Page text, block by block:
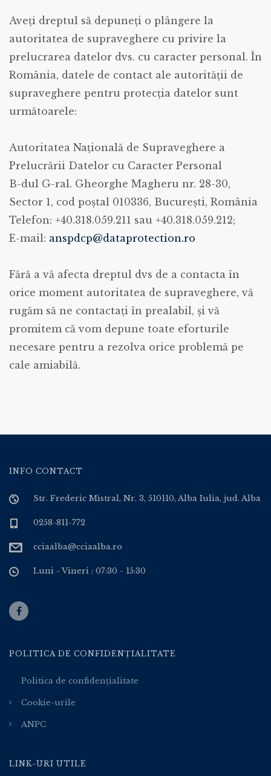
Aveți dreptul să depuneți o plângere la
autoritatea de supraveghere cu privire la
prelucrarea datelor dvs. cu caracter personal. În
România, datele de contact ale autorității de
supraveghere pentru protecția datelor sunt
următoarele:
Autoritatea Națională de Supraveghere a
Prelucrării Datelor cu Caracter Personal
B-dul G-ral. Gheorghe Magheru nr. 28-30,
Sector 1, cod poștal 010336, București, România
Telefon: +40.318.059.211 sau +40.318.059.212;
E-mail: anspdcp@dataprotection.ro
Fără a vă afecta dreptul dvs de a contacta în
orice moment autoritatea de supraveghere, vă
rugăm să ne contactați în prealabil, și vă
promitem că vom depune toate eforturile
necesare pentru a rezolva orice problemă pe
cale amiabilă.
INFO CONTACT
Str. Frederic Mistral, Nr. 3, 510110, Alba Iulia, jud. Alba
0258-811-772
cciaalba@cciaalba.ro
Luni - Vineri : 07:30 - 15:30
POLITICA DE CONFIDENȚIALITATE
Politica de confidențialitate
Cookie-urile
ANPC
LINK-URI UTILE